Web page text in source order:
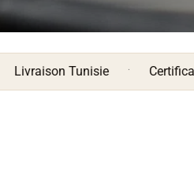
Tunisie · Certificat